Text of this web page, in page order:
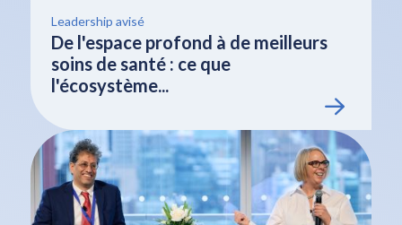
Leadership avisé
De l'espace profond à de meilleurs
soins de santé : ce que
l'écosystème...